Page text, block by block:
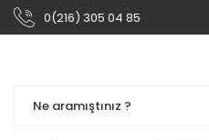
0(216) 305 04 85